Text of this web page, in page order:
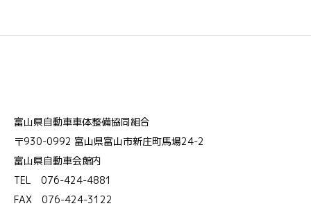
富山県自動車車体整備協同組合
〒930-0992 富山県富山市新庄町馬場24-2
富山県自動車会館内
TEL 076-424-4881
FAX 076-424-3122